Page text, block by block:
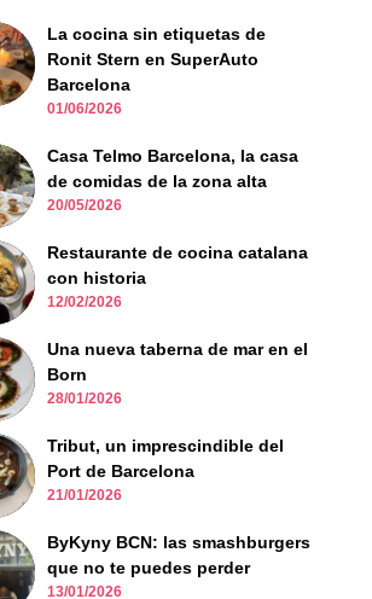
La cocina sin etiquetas de
Ronit Stern en SuperAuto
Barcelona
01/06/2026
Casa Telmo Barcelona, la casa
de comidas de la zona alta
20/05/2026
Restaurante de cocina catalana
con historia
12/02/2026
Una nueva taberna de mar en el
Born
28/01/2026
Tribut, un imprescindible del
Port de Barcelona
21/01/2026
ByKyny BCN: las smashburgers
que no te puedes perder
13/01/2026